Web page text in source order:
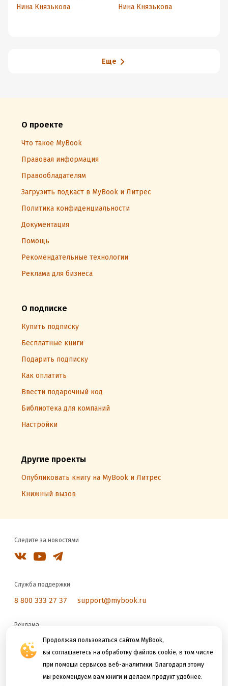
Продолжая пользоваться сайтом MyBook,
вы соглашаетесь на обработку файлов cookie, в том числе
при помощи сервисов веб-аналитики. Благодаря этому
мы рекомендуем вам книги и делаем продукт удобнее.
Нина Князькова
Нина Князькова
Еще
О проекте
Что такое MyBook
Правовая информация
Правообладателям
Загрузить подкаст в MyBook и Литрес
Политика конфиденциальности
Документация
Помощь
Рекомендательные технологии
Реклама для бизнеса
О подписке
Купить подписку
Бесплатные книги
Подарить подписку
Как оплатить
Ввести подарочный код
Библиотека для компаний
Настройки
Другие проекты
Опубликовать книгу на MyBook и Литрес
Книжный вызов
Следите за новостями
Служба поддержки
8 800 333 27 37 support@mybook.ru
Реклама
reklama@litres.ru
Мы принимаем к оплате